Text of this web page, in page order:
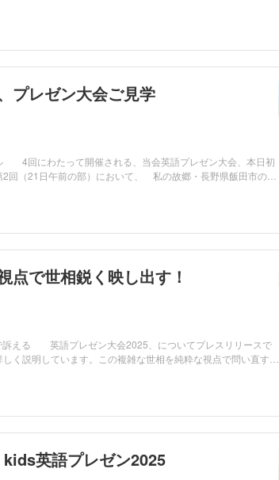
プレゼン大会ご見学
4回にわたって開催される、当会英語プレゼン大会、本日初
回（21日午前の部）において、 私の故郷・長野県飯田市の佐
点で世相鋭く映し出す！
訴える 英語プレゼン大会2025、についてプレスリリースで
く説明しています。この複雑な世相を純粋な視点で問い直す、
英語プレゼン2025